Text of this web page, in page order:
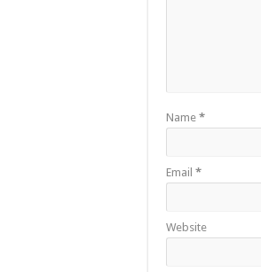
Name *
Email *
Website